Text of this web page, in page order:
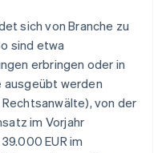
sich von Branche zu
sind etwa
erbringen oder in
werden
von der
im Vorjahr
EUR im